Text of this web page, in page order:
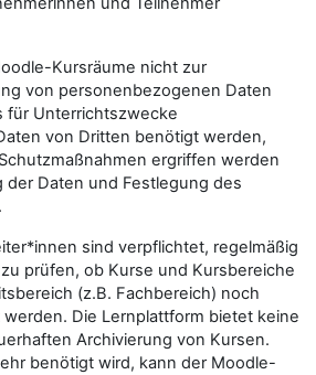
Kursräume nicht zur
von personenbezogenen Daten
für Unterrichtszwecke
von Dritten benötigt werden,
ergriffen werden
der Daten und Festlegung des
sind verpflichtet, regelmäßig
prüfen, ob Kurse und Kursbereiche
(z.B. Fachbereich) noch
Die Lernplattform bietet keine
Archivierung von Kursen.
benötigt wird, kann der Moodle-